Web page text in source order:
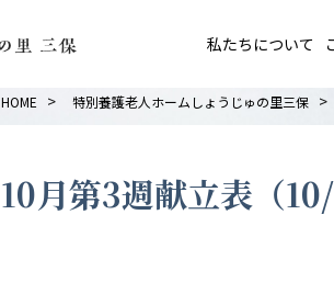
私たちについて
HOME > 特別養護老人ホームしょうじゅの里三保 >
10月第3週献立表（10/